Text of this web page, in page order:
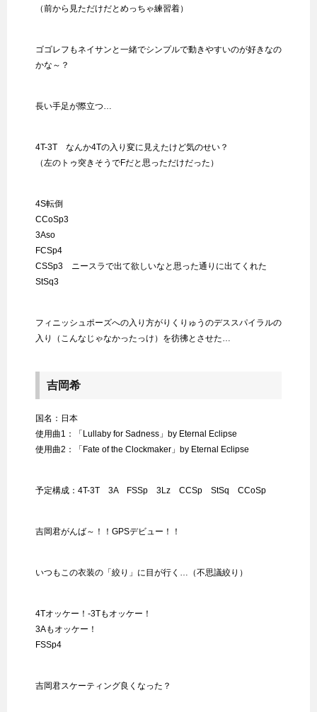
（前から見ただけだとめっちゃ練習着）
ゴゴレフもネイサンと一緒でシンプルで動きやすいのが好きなの
かな～？
長い手足が際立つ…
4T-3T なんか4Tの入り変に見えたけど気のせい？
（左のトゥ突きそうでFだと思っただけだった）
4S転倒
CCoSp3
3Aso
FCSp4
CSSp3 ニースラで出て欲しいなと思った通りに出てくれた
StSq3
フィニッシュポーズへの入り方がりくりゅうのデススパイラルの
入り（こんなじゃなかったっけ）を彷彿とさせた…
吉岡希
国名：日本
使用曲1：「Lullaby for Sadness」by Eternal Eclipse
使用曲2：「Fate of the Clockmaker」by Eternal Eclipse
予定構成：4T-3T 3A FSSp 3Lz CCSp StSq CCoSp
吉岡君がんば～！！GPSデビュー！！
いつもこの衣装の「絞り」に目が行く…（不思議絞り）
4Tオッケー！-3Tもオッケー！
3Aもオッケー！
FSSp4
吉岡君スケーティング良くなった？